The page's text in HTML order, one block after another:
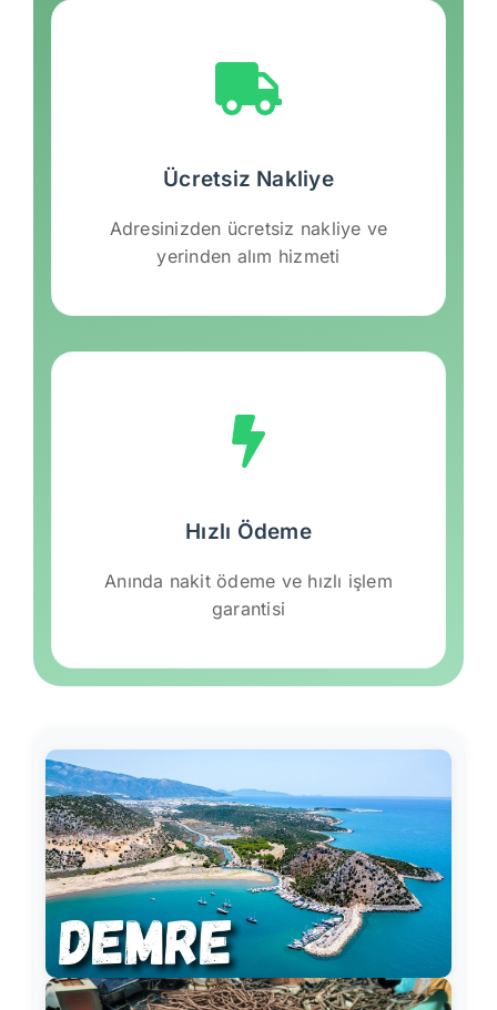
Ücretsiz Nakliye
Adresinizden ücretsiz nakliye ve
yerinden alım hizmeti
Hızlı Ödeme
Anında nakit ödeme ve hızlı işlem
garantisi